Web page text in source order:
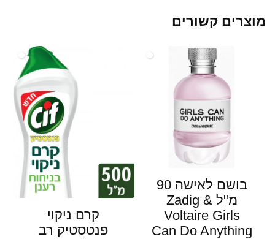
מוצרים קשורים
בושם לאישה 90
מ"ל Zadig &
Voltaire Girls
Can Do Anything
קרם ניקוי
פנטסטיק רב